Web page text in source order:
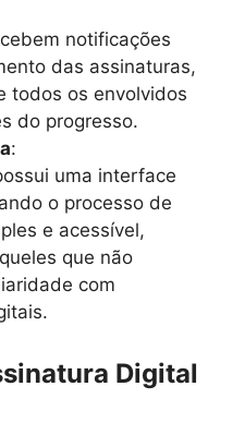
notificações
das assinaturas,
todos os envolvidos
do progresso.
:
uma interface
o processo de
e acessível,
que não
com
Digital